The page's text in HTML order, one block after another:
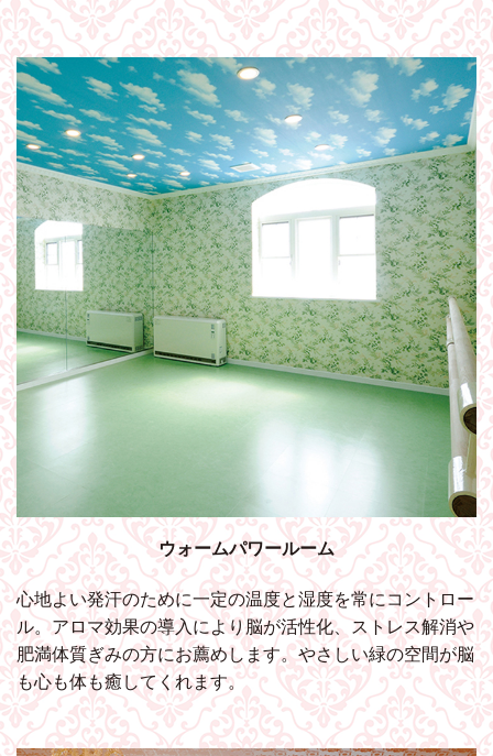
ウォームパワールーム
心地よい発汗のために一定の温度と湿度を常にコントロー
ル。アロマ効果の導入により脳が活性化、ストレス解消や
肥満体質ぎみの方にお薦めします。やさしい緑の空間が脳
も心も体も癒してくれます。